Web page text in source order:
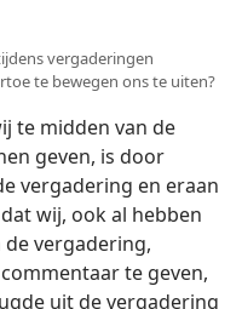
vergaderingen
te bewegen ons te uiten?
te midden van de
geven, is door
vergadering en eraan
wij, ook al hebben
vergadering,
te geven,
uit de vergadering